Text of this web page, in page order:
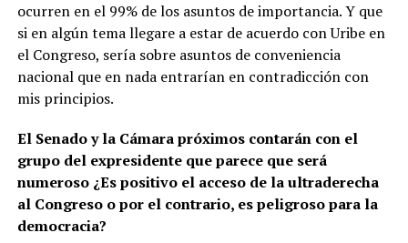
ocurren en el 99% de los asuntos de importancia. Y que
si en algún tema llegare a estar de acuerdo con Uribe en
el Congreso, sería sobre asuntos de conveniencia
nacional que en nada entrarían en contradicción con
mis principios.
El Senado y la Cámara próximos contarán con el
grupo del expresidente que parece que será
numeroso ¿Es positivo el acceso de la ultraderecha
al Congreso o por el contrario, es peligroso para la
democracia?